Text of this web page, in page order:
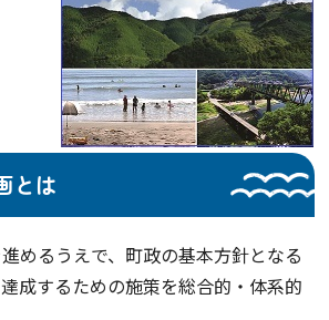
とは
めるうえで、町政の基本方針となる
成するための施策を総合的・体系的